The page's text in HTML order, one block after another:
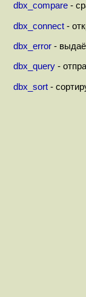
dbx_compare -
dbx_connect -
dbx_error -
dbx_query -
dbx_sort -